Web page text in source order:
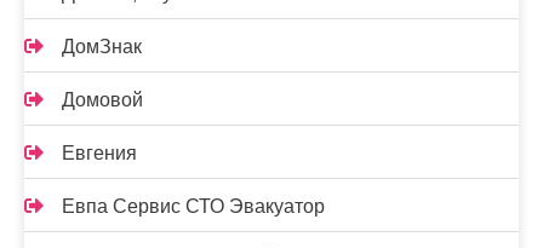
ДомЗнак
Домовой
Евгения
Евпа Сервис СТО Эвакуатор